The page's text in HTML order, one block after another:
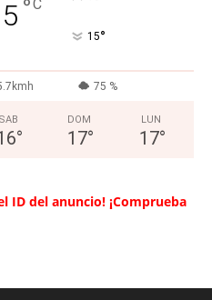
°C
15°
75 %
SAB
°
DOM
17°
LUN
17°
ID del anuncio! ¡Comprueba